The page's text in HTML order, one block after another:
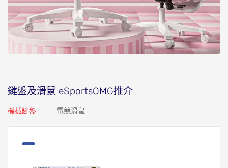
鍵盤及滑鼠 eSportsOMG推介
機械鍵盤 電競滑鼠